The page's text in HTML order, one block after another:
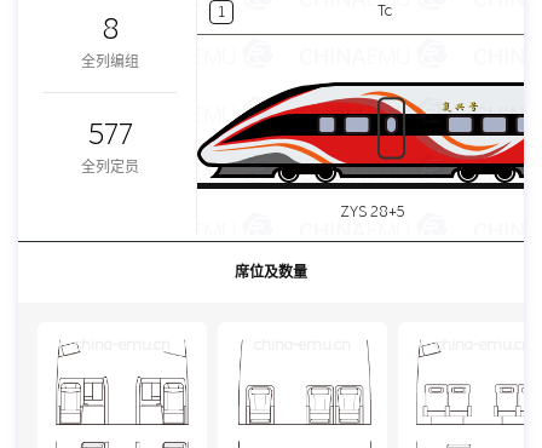
8
全列编组
577
全列定员
1 Tc
ZYS 28+5
席位及数量
china-emu.cn china-emu.cn